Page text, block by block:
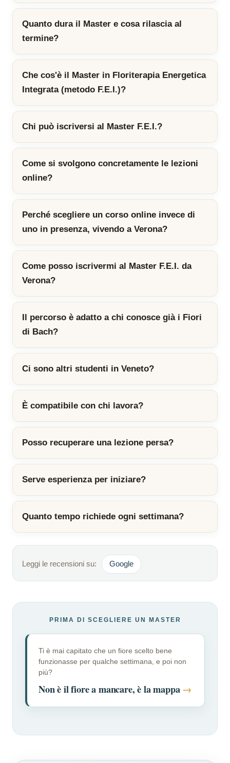
Quanto dura il Master e cosa rilascia al
termine?
Che cos'è il Master in Floriterapia Energetica
Integrata (metodo F.E.I.)?
Chi può iscriversi al Master F.E.I.?
Come si svolgono concretamente le lezioni
online?
Perché scegliere un corso online invece di
uno in presenza, vivendo a Verona?
Come posso iscrivermi al Master F.E.I. da
Verona?
Il percorso è adatto a chi conosce già i Fiori
di Bach?
Ci sono altri studenti in Veneto?
È compatibile con chi lavora?
Posso recuperare una lezione persa?
Serve esperienza per iniziare?
Quanto tempo richiede ogni settimana?
Leggi le recensioni su: Google
PRIMA DI SCEGLIERE UN MASTER
Ti è mai capitato che un fiore scelto bene
funzionasse per qualche settimana, e poi non
più?
Non è il fiore a mancare, è la mappa→